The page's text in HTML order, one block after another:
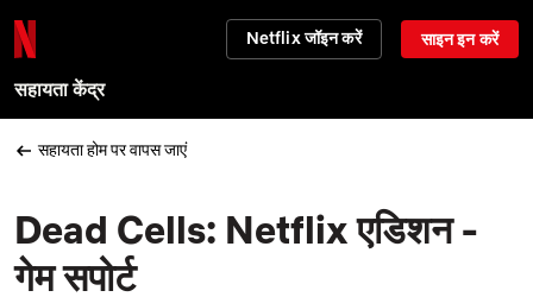
Netflix जॉइन करें साइन इन करें
सहायता केंद्र
सहायता होम पर वापस जाएं
Dead Cells: Netflix एडिशन -
गेम सपोर्ट